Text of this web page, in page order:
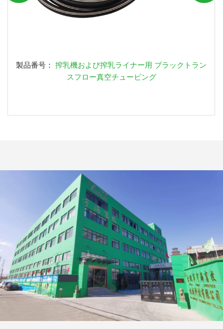
製品番号： 搾乳機および搾乳ライナー用 ブラックトラン
スフロー真空チュービング